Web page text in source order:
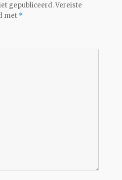
gepubliceerd.Vereiste
met *